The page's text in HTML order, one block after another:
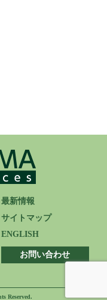
集
最新情報
サイトマップ
ENGLISH
お問い合わせ
Reserved.